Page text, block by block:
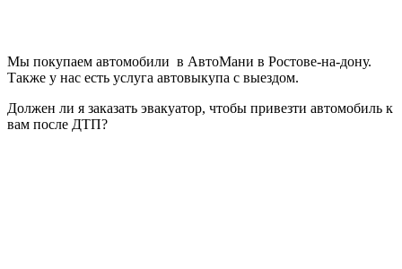
Мы покупаем автомобили в АвтоМани в Ростове-на-дону.
Также у нас есть услуга автовыкупа с выездом.
Должен ли я заказать эвакуатор, чтобы привезти автомобиль к
вам после ДТП?